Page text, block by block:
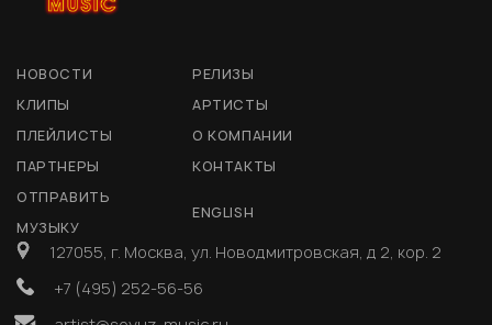
НОВОСТИ
РЕЛИЗЫ
КЛИПЫ
АРТИСТЫ
ПЛЕЙЛИСТЫ
О КОМПАНИИ
ПАРТНЕРЫ
КОНТАКТЫ
ОТПРАВИТЬ
МУЗЫКУ
ENGLISH
127055, г. Москва, ул. Новодмитровская, д 2, кор. 2
+7 (495) 252-56-56